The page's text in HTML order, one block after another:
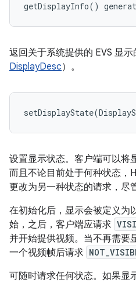
getDisplayInfo()
返回关于系统提供的 EVS 显
DisplayDesc）。
设置显示状态。客户端可以将
而且不论目前处于何种状态，
更改为另一种状态的请求，尽
在初始化后，显示会被定义为
始，之后，客户端应请求
并开始提供视频。当不再需要
一个视频帧后请求
可随时请求任何状态。如果显